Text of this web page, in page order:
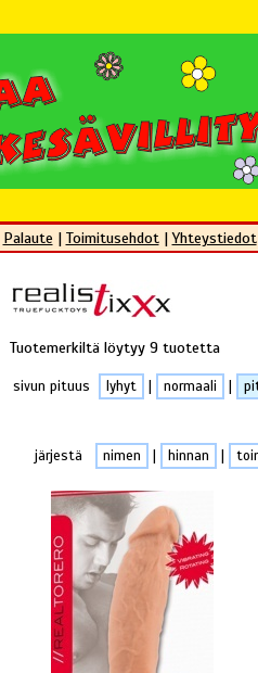
Palaute | Toimitusehdot|Yhteystiedot
Tuotemerkiltä löytyy 9 tuotetta
sivun pituus lyhyt normaali
järjestä nimen hinnan